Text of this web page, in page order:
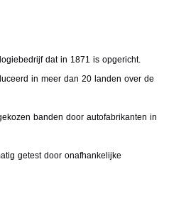
dat in 1871 is opgericht.
in meer dan 20 landen over de
banden door autofabrikanten in
getest door onafhankelijke